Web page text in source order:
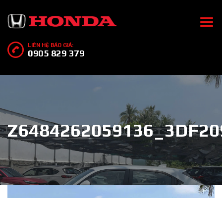
LIÊN HỆ BÁO GIÁ:
0905 829 379